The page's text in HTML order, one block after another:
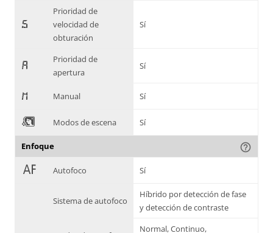
-
Prioridad de
velocidad de
obturación
Sí
.
Prioridad de
apertura
Sí
/ Manual Sí
0 Modos de escena Sí
Enfoque help_outline
1 Autofoco Sí
Sistema de autofoco
Híbrido por detección de fase
y detección de contraste
Normal, Continuo,